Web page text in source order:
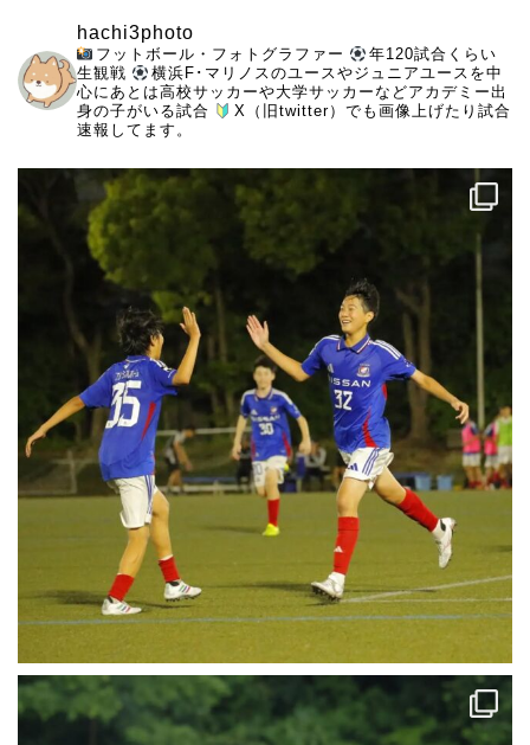
hachi3photo
フットボール・フォトグラファー
年120試合くらい
生観戦
横浜F･マリノスのユースやジュニアユースを中
心にあとは高校サッカーや大学サッカーなどアカデミー出
身の子がいる試合
X（旧twitter）でも画像上げたり試合
速報してます。